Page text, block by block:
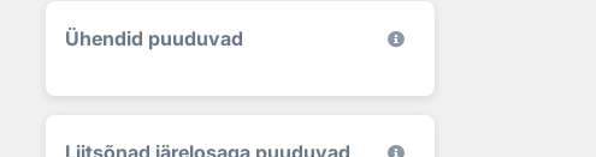
Ühendid puuduvad
Liitsõnad järelosaga puuduvad